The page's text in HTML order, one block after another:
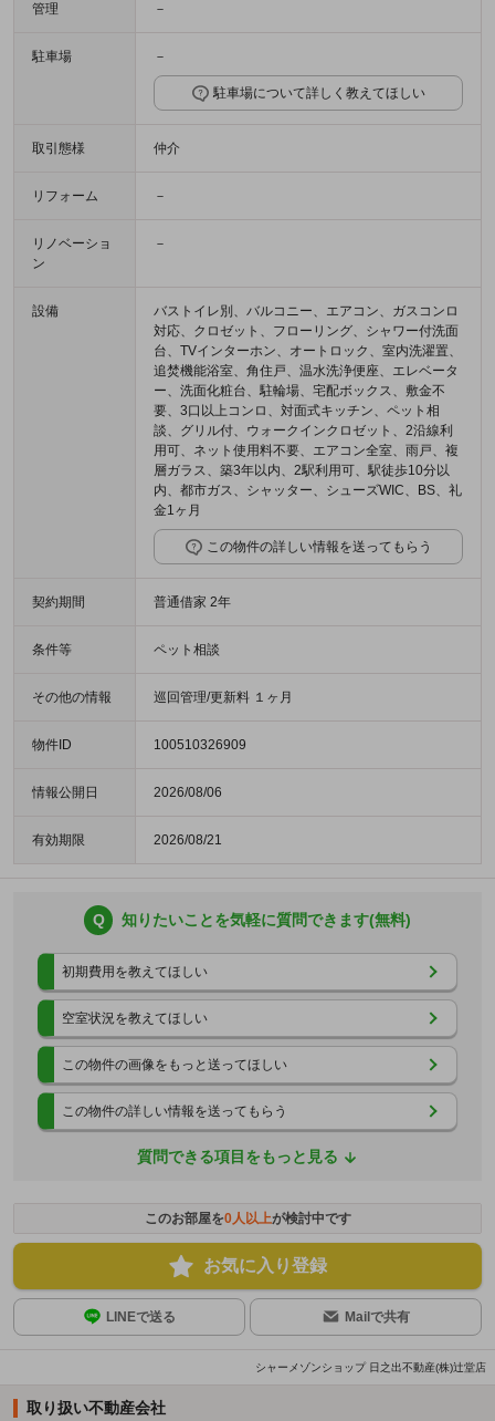
管理 －
駐車場 －
駐車場について詳しく教えてほしい
取引態様 仲介
リフォーム －
リノベーショ
ン
－
設備
バストイレ別、バルコニー、エアコン、ガスコンロ
対応、クロゼット、フローリング、シャワー付洗面
台、TVインターホン、オートロック、室内洗濯置、
追焚機能浴室、角住戸、温水洗浄便座、エレベータ
ー、洗面化粧台、駐輪場、宅配ボックス、敷金不
要、3口以上コンロ、対面式キッチン、ペット相
談、グリル付、ウォークインクロゼット、2沿線利
用可、ネット使用料不要、エアコン全室、雨戸、複
層ガラス、築3年以内、2駅利用可、駅徒歩10分以
内、都市ガス、シャッター、シューズWIC、BS、礼
金1ヶ月
この物件の詳しい情報を送ってもらう
契約期間 普通借家 2年
条件等 ペット相談
その他の情報 巡回管理/更新料 １ヶ月
物件ID 100510326909
情報公開日 2026/08/06
有効期限 2026/08/21
Q 知りたいことを気軽に質問できます(無料)
初期費用を教えてほしい
空室状況を教えてほしい
この物件の画像をもっと送ってほしい
この物件の詳しい情報を送ってもらう
質問できる項目をもっと見る
このお部屋を0人以上が検討中です
お気に入り登録
LINEで送る Mailで共有
シャーメゾンショップ 日之出不動産(株)辻堂店
取り扱い不動産会社